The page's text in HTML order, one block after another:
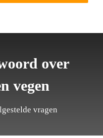
over
vegen
vragen